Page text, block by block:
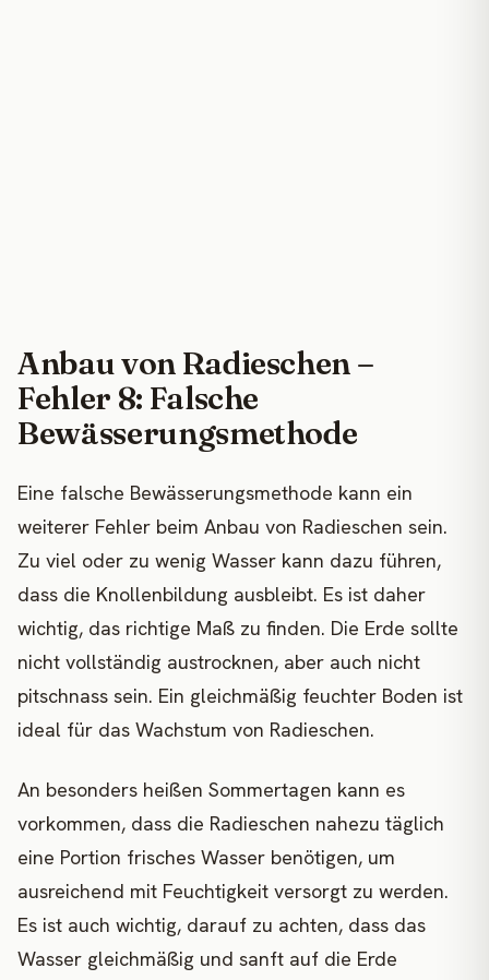
Anbau von Radieschen –
Fehler 8: Falsche
Bewässerungsmethode
Eine falsche Bewässerungsmethode kann ein
weiterer Fehler beim Anbau von Radieschen sein.
Zu viel oder zu wenig Wasser kann dazu führen,
dass die Knollenbildung ausbleibt. Es ist daher
wichtig, das richtige Maß zu finden. Die Erde sollte
nicht vollständig austrocknen, aber auch nicht
pitschnass sein. Ein gleichmäßig feuchter Boden ist
ideal für das Wachstum von Radieschen.
An besonders heißen Sommertagen kann es
vorkommen, dass die Radieschen nahezu täglich
eine Portion frisches Wasser benötigen, um
ausreichend mit Feuchtigkeit versorgt zu werden.
Es ist auch wichtig, darauf zu achten, dass das
Wasser gleichmäßig und sanft auf die Erde